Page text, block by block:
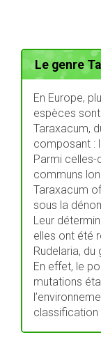
Le genre
En Europe,
espèces
Taraxacum,
composant :
Parmi celles-
communs
Taraxacum
sous la
Leur
elles ont été
Rudelaria, du
En effet, le
mutations
classification